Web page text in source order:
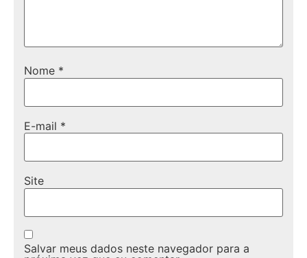
Nome *
E-mail *
Site
Salvar meus dados neste navegador para a